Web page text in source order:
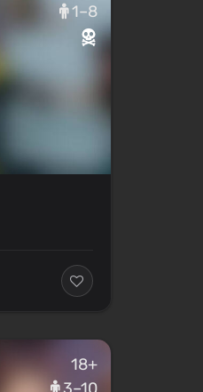
1–8
18+